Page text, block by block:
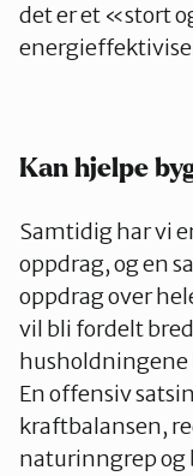
det er et «stort
Kan hjelpe
Samtidig har vi
oppdrag, og en
oppdrag over
vil bli fordelt
husholdningene
En offensiv
kraftbalansen,
naturinngrep og